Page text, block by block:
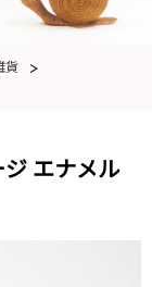
貨 >
エナメル